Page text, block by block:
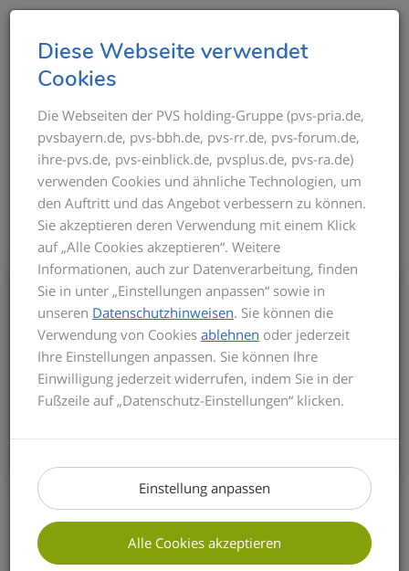
Diese Webseite verwendet
Cookies
Die Webseiten der PVS holding-Gruppe (pvs-pria.de,
pvsbayern.de, pvs-bbh.de, pvs-rr.de, pvs-forum.de,
ihre-pvs.de, pvs-einblick.de, pvsplus.de, pvs-ra.de)
verwenden Cookies und ähnliche Technologien, um
den Auftritt und das Angebot verbessern zu können.
Sie akzeptieren deren Verwendung mit einem Klick
auf „Alle Cookies akzeptieren“. Weitere
Informationen, auch zur Datenverarbeitung, finden
Sie in unter „Einstellungen anpassen“ sowie in
unseren Datenschutzhinweisen. Sie können die
Verwendung von Cookies ablehnen oder jederzeit
Ihre Einstellungen anpassen. Sie können Ihre
Einwilligung jederzeit widerrufen, indem Sie in der
Fußzeile auf „Datenschutz-Einstellungen“ klicken.
Einstellung anpassen
Alle Cookies akzeptieren
THEMEN IM ÜBERBLICK
Bis zum Inkrafttreten der neuen GOÄ gilt
für die Privatabrechnung die aktuelle
GOÄ-Fassung. Auf dieser basieren die
Seminarinhalte. Zu Beginn des Seminars
informieren wir Sie über den derzeitigen
Stand der neuen GOÄ. Zusätzlich
erhalten Sie einen kurzen Überblick über
Thema